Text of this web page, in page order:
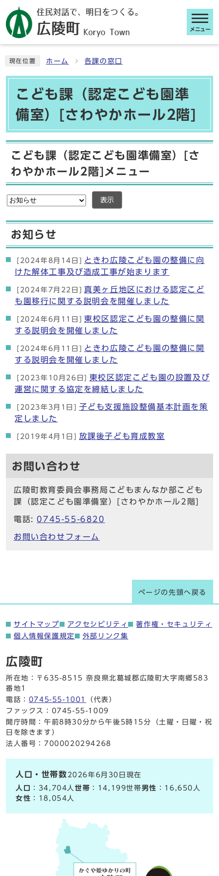
メニュー
現在位置 ホーム 各課の窓口
こども課（認定こども園準
備室）[さわやかホール2階]
こども課（認定こども園準備室）[さ
わやかホール2階]メニュー
表示
お知らせ
[2024年8月14日]
ときわ広陵こども園の整備に向
けた解体工事及び造成工事が始まります
[2024年7月22日]
真美ヶ丘地区における認定こど
も園移行に関する説明会を開催しました
[2024年6月11日]
東校区認定こども園の整備に関
する説明会を開催しました
[2024年6月11日]
ときわ広陵こども園の整備に関
する説明会を開催しました
[2023年10月26日]
東校区認定こども園の設置及び
運営に関する協定を締結しました
[2023年3月1日]
子ども支援施設整備基本計画を策
定しました
[2019年4月1日] 放課後子ども育成教室
お問い合わせ
広陵町教育委員会事務局こどもまんなか部こども
課（認定こども園準備室）[さわやかホール2階]
電話: 0745-55-6820
お問い合わせフォーム
ページの先頭へ戻る
サイトマップ アクセシビリティ
著作権・セキュリティ
個人情報保護規定
外部リンク集
広陵町
所在地：〒635-8515 奈良県北葛城郡広陵町大字南郷583
番地1
電話： 0745-55-1001
（代表）
ファックス：0745-55-1009
開庁時間：午前8時30分から午後5時15分（土曜・日曜・祝
日を除きます）
法人番号：7000020294268
人口・世帯数 2026年6月30日現在
人口
：34,704人世帯 ：14,199世帯男性 ：16,650人
女性 ：18,054人